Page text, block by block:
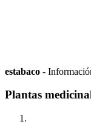
estabaco -
Plantas